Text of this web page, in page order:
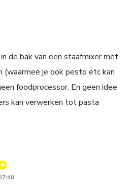
de bak van een staafmixer met
(waarmee je ook pesto etc kan
foodprocessor. En geen idee
kan verwerken tot pasta
says: